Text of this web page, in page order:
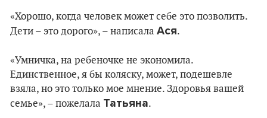
«Хорошо, когда человек может себе это позволить.
Дети – это дорого», – написала Ася.
«Умничка, на ребеночке не экономила.
Единственное, я бы коляску, может, подешевле
взяла, но это только мое мнение. Здоровья вашей
семье», – пожелала Татьяна.